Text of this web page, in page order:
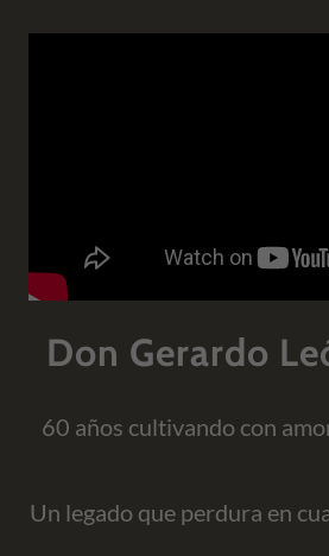
Don Gerardo
60 años cultivando con
Un legado que perdura en